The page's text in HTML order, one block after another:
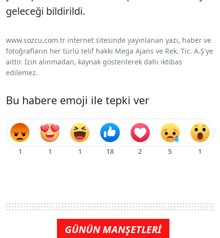
geleceği bildirildi.
www.sozcu.com.tr internet sitesinde yayınlanan yazı, haber ve
fotoğrafların her türlü telif hakkı Mega Ajans ve Rek. Tic. A.Ş'ye
aittir. İzin alınmadan, kaynak gösterilerek dahi iktibas
edilemez.
Bu habere emoji ile tepki ver
GÜNÜN MANŞETLERİ